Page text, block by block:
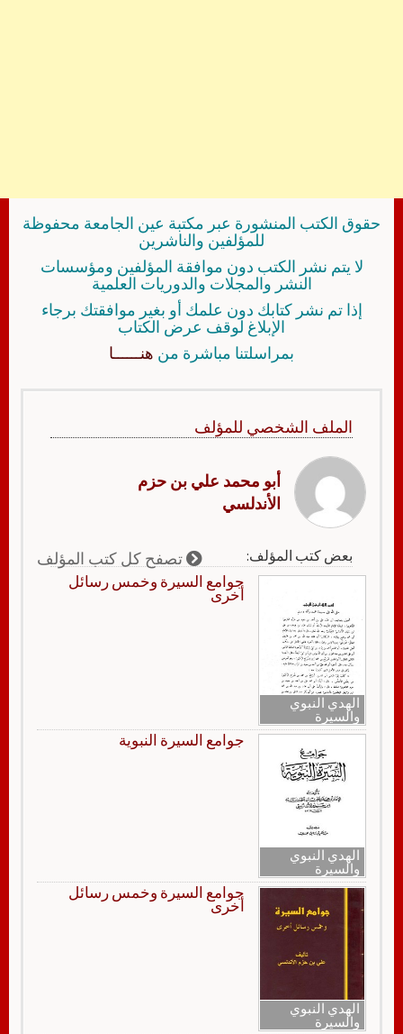
حقوق الكتب المنشورة عبر مكتبة عين الجامعة محفوظة
للمؤلفين والناشرين
لا يتم نشر الكتب دون موافقة المؤلفين ومؤسسات
النشر والمجلات والدوريات العلمية
إذا تم نشر كتابك دون علمك أو بغير موافقتك برجاء
الإبلاغ لوقف عرض الكتاب
بمراسلتنا مباشرة من هنــــــا
الملف الشخصي للمؤلف
أبو محمد علي بن حزم
الأندلسي
بعض كتب المؤلف: تصفح كل كتب المؤلف
الهدي النبوي
والسيرة
جوامع السيرة وخمس رسائل
أخرى
الهدي النبوي
والسيرة
جوامع السيرة النبوية
الهدي النبوي
والسيرة
جوامع السيرة وخمس رسائل
أخرى